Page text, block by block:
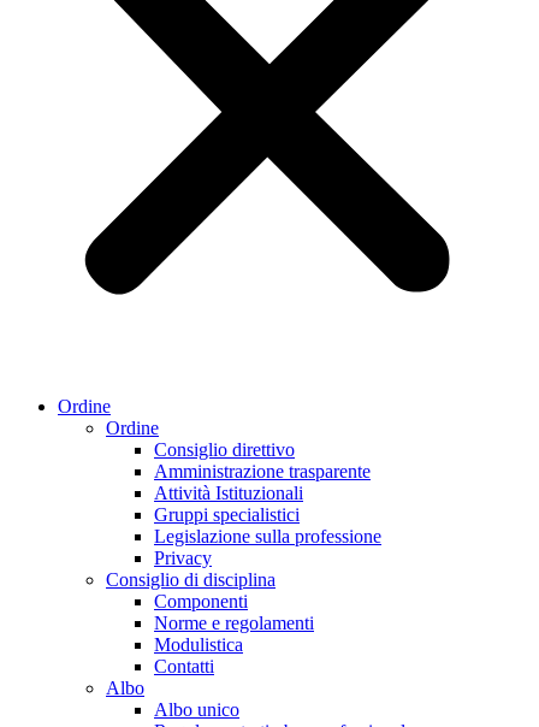
Ordine
Ordine
Consiglio direttivo
Amministrazione trasparente
Attività Istituzionali
Gruppi specialistici
Legislazione sulla professione
Privacy
Consiglio di disciplina
Componenti
Norme e regolamenti
Modulistica
Contatti
Albo
Albo unico